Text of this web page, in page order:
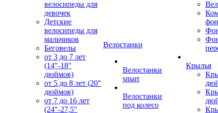
велосипеды для
девочек
Детские
велосипеды для
мальчиков
Беговелы
от 3 до 7 лет
(14"-18"
дюймов)
от 5 до 8 лет (20"
дюймов)
от 7 до 16 лет
(24"-27,5"
Велостанки
Велостанки
smart
Велостанки
под колесо
Крылья